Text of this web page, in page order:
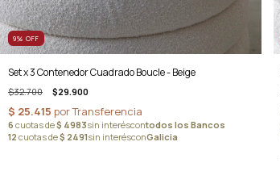
9% OFF
Set x 3 Contenedor Cuadrado Boucle - Beige
$32.700 $29.900